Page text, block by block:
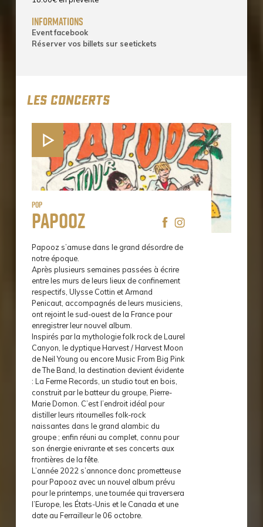
informations
Event facebook
Réserver vos billets sur seetickets
LES CONCERTS
Pop
Papooz
Papooz s’amuse dans le grand désordre de
notre époque.
Après plusieurs semaines passées à écrire
entre les murs de leurs lieux de confinement
respectifs, Ulysse Cottin et Armand
Penicaut, accompagnés de leurs musiciens,
ont rejoint le sud-ouest de la France pour
enregistrer leur nouvel album.
Inspirés par la mythologie folk rock de Laurel
Canyon, le dyptique Harvest / Harvest Moon
de Neil Young ou encore Music From Big Pink
de The Band, la destination devient évidente
: La Ferme Records, un studio tout en bois,
construit par le batteur du groupe, Pierre-
Marie Dornon. C’est l’endroit idéal pour
distiller leurs ritournelles folk-rock
naissantes dans le grand alambic du
groupe ; enfin réuni au complet, connu pour
son énergie enivrante et ses concerts aux
frontières de la fête.
L’année 2022 s’annonce donc prometteuse
pour Papooz avec un nouvel album prévu
pour le printemps, une tournée qui traversera
l’Europe, les États-Unis et le Canada et une
date au Ferrailleur le 06 octobre.